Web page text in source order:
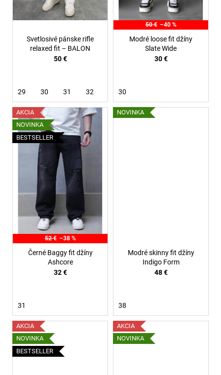
u
k
Svetlosivé pánske rifle
relaxed fit – BALON
50 €
29 30 31 32
50 € –40 %
Modré loose fit džíny
Slate Wide
30 €
30
AKCIA
NOVINKA
BESTSELLER
52 € –38 %
Černé Baggy fit džíny
Ashcore
32 €
31
NOVINKA
Modré skinny fit džíny
Indigo Form
48 €
38
AKCIA
NOVINKA
BESTSELLER
AKCIA
NOVINKA